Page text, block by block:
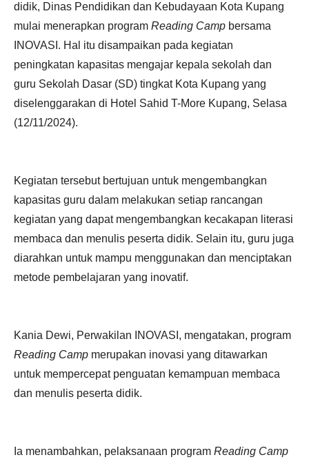
didik, Dinas Pendidikan dan Kebudayaan Kota Kupang
mulai menerapkan program Reading Camp bersama
INOVASI. Hal itu disampaikan pada kegiatan
peningkatan kapasitas mengajar kepala sekolah dan
guru Sekolah Dasar (SD) tingkat Kota Kupang yang
diselenggarakan di Hotel Sahid T-More Kupang, Selasa
(12/11/2024).
Kegiatan tersebut bertujuan untuk mengembangkan
kapasitas guru dalam melakukan setiap rancangan
kegiatan yang dapat mengembangkan kecakapan literasi
membaca dan menulis peserta didik. Selain itu, guru juga
diarahkan untuk mampu menggunakan dan menciptakan
metode pembelajaran yang inovatif.
Kania Dewi, Perwakilan INOVASI, mengatakan, program
Reading Camp merupakan inovasi yang ditawarkan
untuk mempercepat penguatan kemampuan membaca
dan menulis peserta didik.
Ia menambahkan, pelaksanaan program Reading Camp